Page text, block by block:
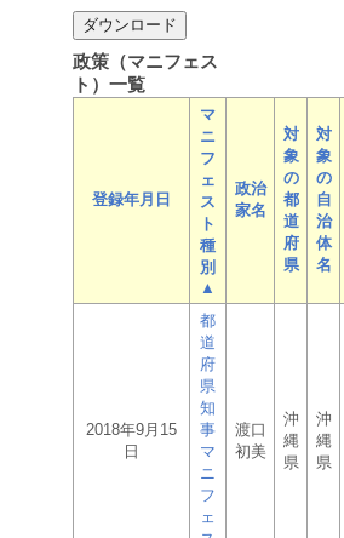
政策（マニフェス
ト）一覧
登録年月日
マ
ニ
フ
ェ
ス
ト
種
別
▲
政治
家名
対
象
の
都
道
府
県
対
象
の
自
治
体
名
2018年9月15
日
都
道
府
県
知
事
マ
ニ
フ
ェ
渡口
初美
沖
縄
県
沖
縄
県